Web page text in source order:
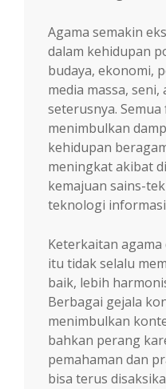
Agama semakin
dalam kehidupan
budaya, ekonomi,
media massa,
seterusnya.
menimbulkan
kehidupan
meningkat akibat
kemajuan sains-
teknologi informasi
Keterkaitan
itu tidak selalu
baik, lebih
Berbagai gejala
menimbulkan
bahkan perang
pemahaman dan
bisa terus